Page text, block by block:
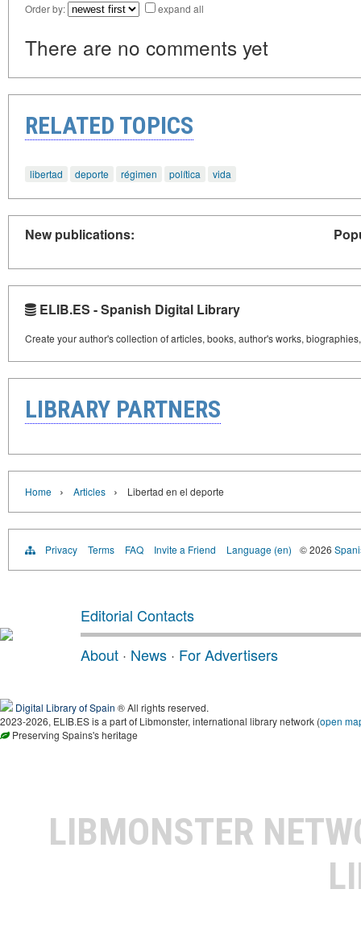
Order by: expand all
There are no comments yet
RELATED TOPICS
libertad deporte régimen política vida
New publications:
ELIB.ES - Spanish Digital Library
Create your author's collection of articles, books, author's works,
LIBRARY PARTNERS
Home › Articles › Libertad en el deporte
Privacy Terms FAQ Invite a Friend Language (en) © 2026
Editorial Contacts
About · News · For Advertisers
Digital Library of Spain ® All rights reserved.
2023-2026, ELIB.ES is a part of Libmonster, international library network (open
Preserving Spains's heritage
LIBMONSTER